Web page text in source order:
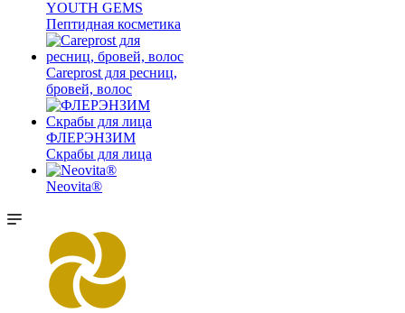
YOUTH GEMS
Пептидная косметика
Careprost для ресниц,
бровей, волос
ФЛЕРЭНЗИМ
Скрабы для лица
Neovita®